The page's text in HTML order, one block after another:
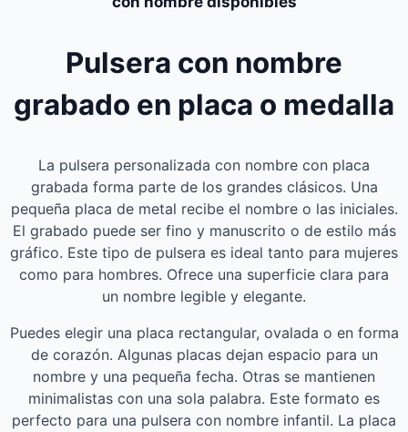
Pulsera con nombre
grabado en placa o medalla
La pulsera personalizada con nombre con placa
grabada forma parte de los grandes clásicos. Una
pequeña placa de metal recibe el nombre o las iniciales.
El grabado puede ser fino y manuscrito o de estilo más
gráfico. Este tipo de pulsera es ideal tanto para mujeres
como para hombres. Ofrece una superficie clara para
un nombre legible y elegante.
Puedes elegir una placa rectangular, ovalada o en forma
de corazón. Algunas placas dejan espacio para un
nombre y una pequeña fecha. Otras se mantienen
minimalistas con una sola palabra. Este formato es
perfecto para una pulsera con nombre infantil. La placa